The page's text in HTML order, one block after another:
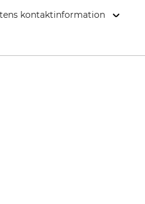
kontaktinformation